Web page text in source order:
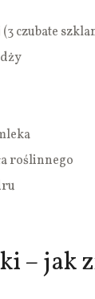
czubate
roślinnego
– jak